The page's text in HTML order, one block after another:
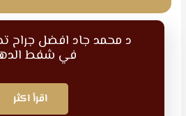
د محمد جاد افضل جراح
في شفط
اقرأ اكثر